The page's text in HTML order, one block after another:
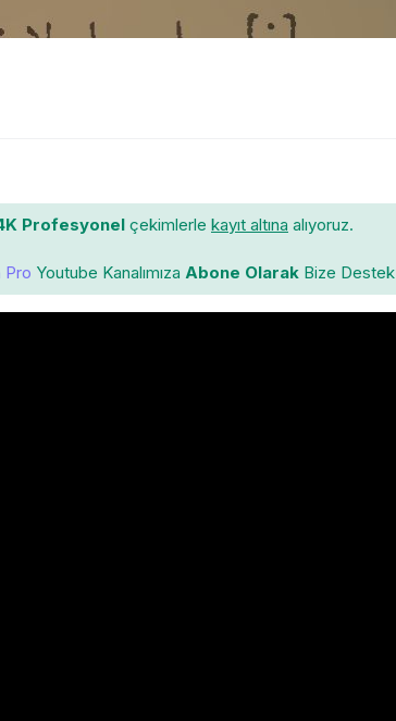
Profesyonel çekimlerle kayıt altına alıyoruz.
Pro Youtube Kanalımıza Abone Olarak Bize Destek